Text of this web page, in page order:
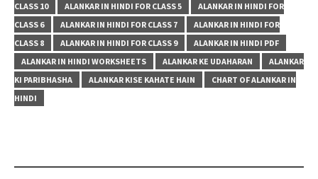
CLASS 10
ALANKAR IN HINDI FOR CLASS 5
ALANKAR IN HINDI FOR
CLASS 6
ALANKAR IN HINDI FOR CLASS 7
ALANKAR IN HINDI FOR
CLASS 8
ALANKAR IN HINDI FOR CLASS 9
ALANKAR IN HINDI PDF
ALANKAR IN HINDI WORKSHEETS
ALANKAR KE UDAHARAN
ALANKAR
KI PARIBHASHA
ALANKAR KISE KAHATE HAIN
CHART OF ALANKAR IN
HINDI